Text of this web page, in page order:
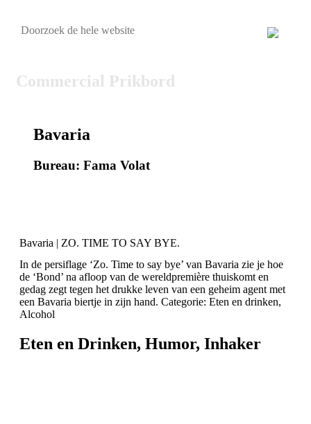
Commercial Prikbord
Bavaria
Bureau: Fama Volat
Bavaria | ZO. TIME TO SAY BYE.
In de persiflage ‘Zo. Time to say bye’ van Bavaria zie je hoe
de ‘Bond’ na afloop van de wereldpremière thuiskomt en
gedag zegt tegen het drukke leven van een geheim agent met
een Bavaria biertje in zijn hand. Categorie: Eten en drinken,
Alcohol
Eten en Drinken, Humor, Inhaker